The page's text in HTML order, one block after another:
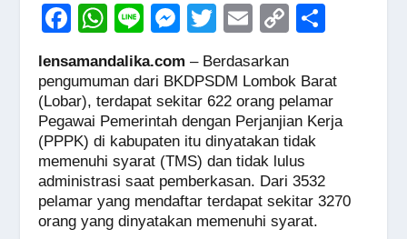
F
c
e
b
o
o
k
W
h
at
s
A
p
p
Li
e
M
ss
e
n
g
er
T
wi
tt
er
E
m
ail
C
p
y
Li
n
k
ar
e
lensamandalika.com – Berdasarkan
pengumuman dari BKDPSDM Lombok Barat
(Lobar), terdapat sekitar 622 orang pelamar
Pegawai Pemerintah dengan Perjanjian Kerja
(PPPK) di kabupaten itu dinyatakan tidak
memenuhi syarat (TMS) dan tidak lulus
administrasi saat pemberkasan. Dari 3532
pelamar yang mendaftar terdapat sekitar 3270
orang yang dinyatakan memenuhi syarat.